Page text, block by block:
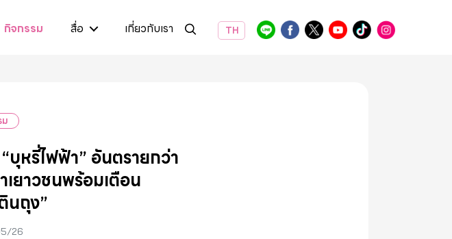
กิจกรรม สื่อ เกี่ยวกับเรา TH
บุหรี่ไฟฟ้า” อันตรายกว่า
ยาวชนพร้อมเตือน
นถุง”
26